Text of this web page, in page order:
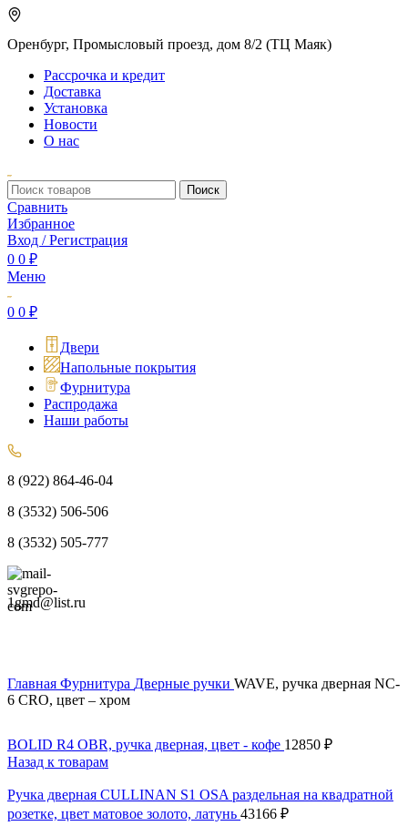
Оренбург, Промысловый проезд, дом 8/2 (ТЦ Маяк)
Рассрочка и кредит
Доставка
Установка
Новости
О нас
Поиск
Сравнить
Избранное
Вход / Регистрация
0 0 ₽
Меню
0 0 ₽
Двери
Напольные покрытия
Фурнитура
Распродажа
Наши работы
8 (922) 864-46-04
8 (3532) 506-506
8 (3532) 505-777
1gmd@list.ru
Главная Фурнитура Дверные ручки WAVE, ручка дверная NC-
6 CRO, цвет – хром
BOLID R4 OBR, ручка дверная, цвет - кофе 12850 ₽
Назад к товарам
Ручка дверная CULLINAN S1 OSA раздельная на квадратной
розетке, цвет матовое золото, латунь 43166 ₽